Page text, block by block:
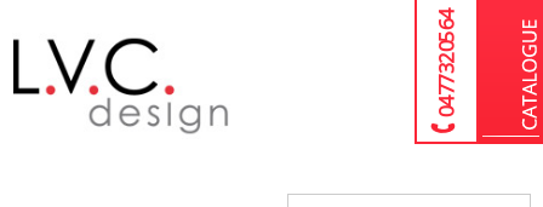
04 77 32 05 64